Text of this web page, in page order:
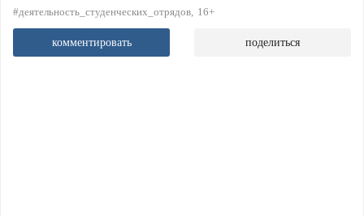
#деятельность_студенческих_отрядов 16+
комментировать поделиться